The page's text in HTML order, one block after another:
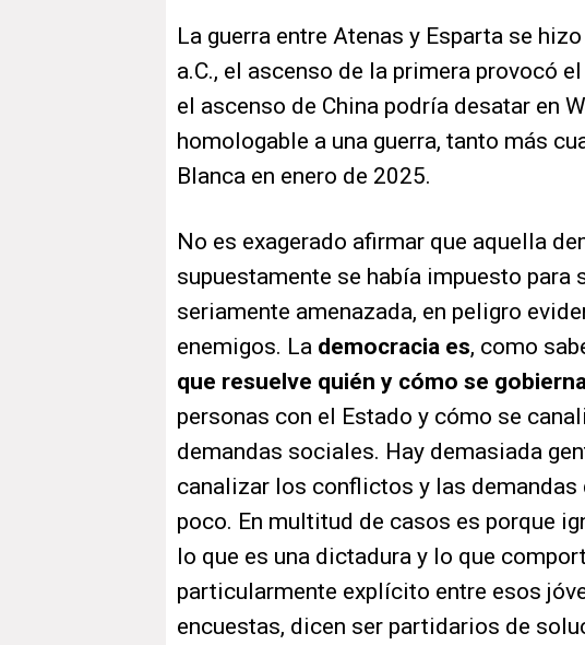
La guerra entre Atenas y Esparta se
a.C., el ascenso de la primera provocó
el ascenso de China podría desatar en
homologable a una guerra, tanto más
Blanca en enero de 2025.
No es exagerado afirmar que aquella
supuestamente se había impuesto para
seriamente amenazada, en peligro
enemigos. La democracia es, como
que resuelve quién y cómo se
personas con el Estado y cómo se
demandas sociales. Hay demasiada
canalizar los conflictos y las demandas
poco. En multitud de casos es porque
lo que es una dictadura y lo que
particularmente explícito entre esos
encuestas, dicen ser partidarios de